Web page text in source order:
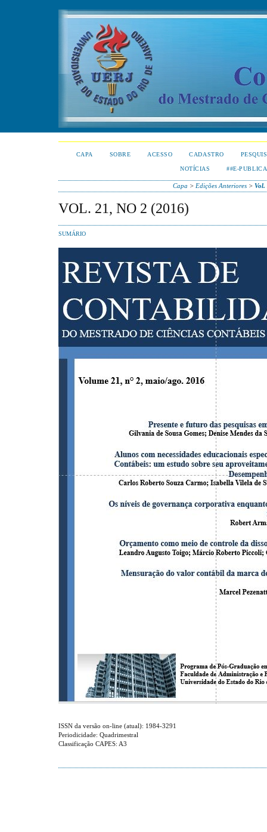
CAPA SOBRE ACESSO CADASTRO
NOTÍCIAS ##E-
Capa > Edições Anteriores> Vol.
VOL. 21, NO 2 (2016)
SUMÁRIO
ISSN da versão on-line (atual): 1984-3291
Periodicidade: Quadrimestral
Classificação CAPES: A3